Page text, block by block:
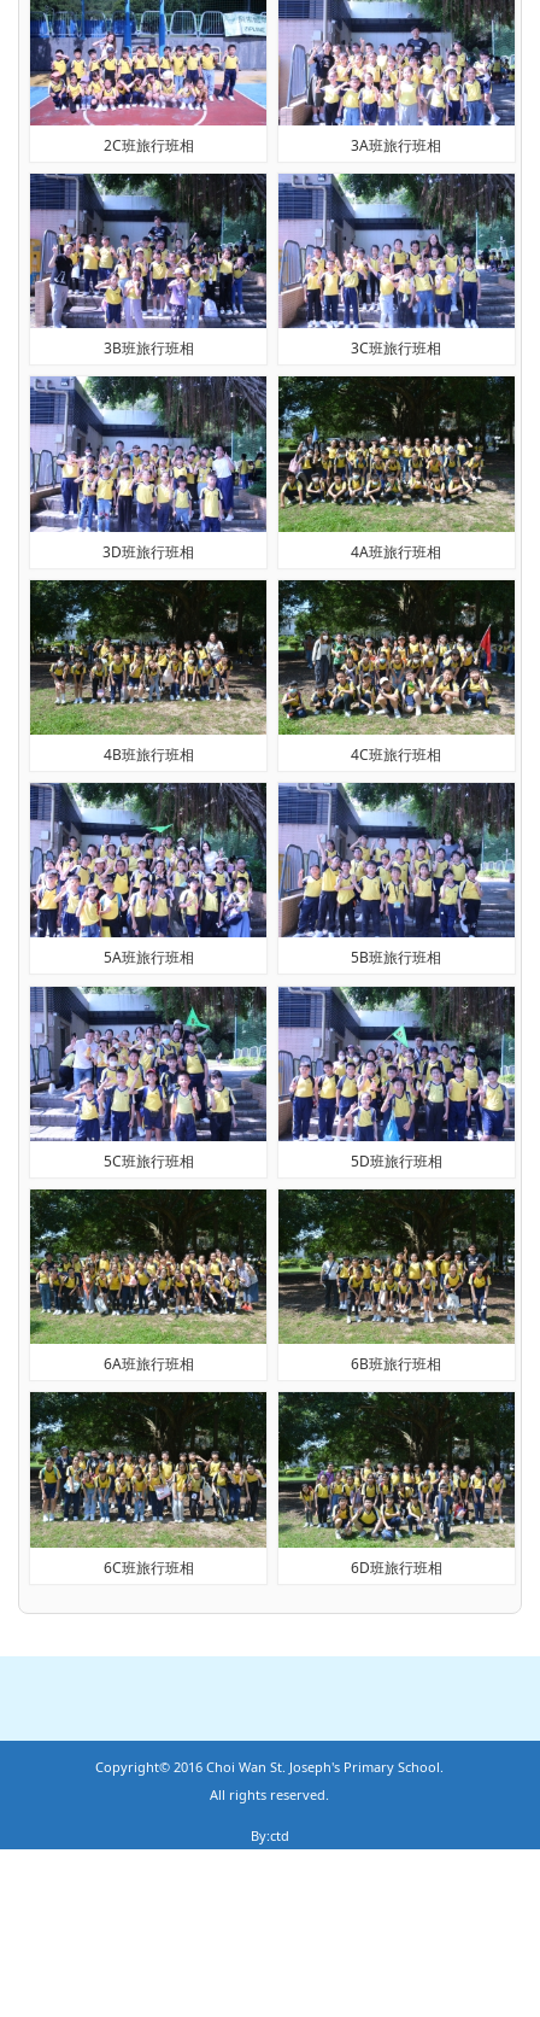
2C班旅行班相 3A班旅行班相
3B班旅行班相 3C班旅行班相
3D班旅行班相 4A班旅行班相
4B班旅行班相 4C班旅行班相
5A班旅行班相 5B班旅行班相
5C班旅行班相 5D班旅行班相
6A班旅行班相 6B班旅行班相
6C班旅行班相 6D班旅行班相
Copyright© 2016 Choi Wan St. Joseph's Primary School.
All rights reserved.
By:ctd